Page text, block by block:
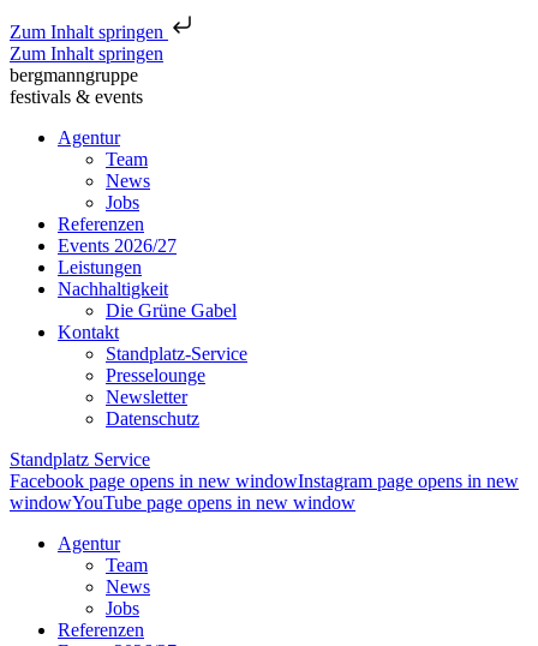
Zum Inhalt springen
Zum Inhalt springen
bergmanngruppe
festivals & events
Agentur
Team
News
Jobs
Referenzen
Events 2026/27
Leistungen
Nachhaltigkeit
Die Grüne Gabel
Kontakt
Standplatz-Service
Presselounge
Newsletter
Datenschutz
Standplatz Service
Facebook page opens in new windowInstagram page opens in new
windowYouTube page opens in new window
Agentur
Team
News
Jobs
Referenzen